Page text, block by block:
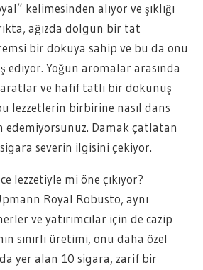
kelimesinden alıyor ve şıklığı
ağızda dolgun bir tat
bir dokuya sahip ve bu da onu
ediyor. Yoğun aromalar arasında
ve hafif tatlı bir dokunuş
lezzetlerin birbirine nasıl dans
edemiyorsunuz. Damak çatlatan
severin ilgisini çekiyor.
lezzetiyle mi öne çıkıyor?
Royal Robusto, aynı
ve yatırımcılar için de cazip
sınırlı üretimi, onu daha özel
yer alan 10 sigara, zarif bir